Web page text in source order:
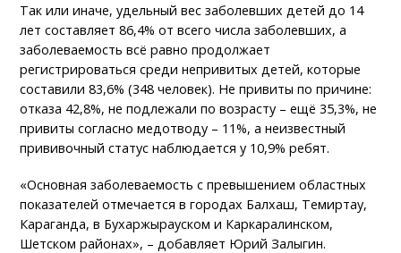
Так или иначе, удельный вес заболевших детей до 14
лет составляет 86,4% от всего числа заболевших, а
заболеваемость всё равно продолжает
регистрироваться среди непривитых детей, которые
составили 83,6% (348 человек). Не привиты по причине:
отказа 42,8%, не подлежали по возрасту – ещё 35,3%, не
привиты согласно медотводу – 11%, а неизвестный
прививочный статус наблюдается у 10,9% ребят.
«Основная заболеваемость с превышением областных
показателей отмечается в городах Балхаш, Темиртау,
Караганда, в Бухаржырауском и Каркаралинском,
Шетском районах», – добавляет Юрий Залыгин.